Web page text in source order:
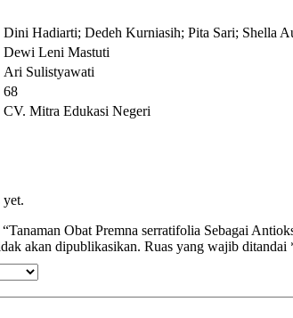
Dini Hadiarti; Dedeh Kurniasih; Pita Sari; Shella
Dewi Leni Mastuti
Ari Sulistyawati
68
CV. Mitra Edukasi Negeri
yet.
Obat Premna serratifolia Sebagai
akan dipublikasikan. Ruas yang wajib ditandai